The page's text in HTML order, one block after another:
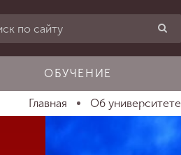
ОБУЧЕНИЕ
Главная Об университете